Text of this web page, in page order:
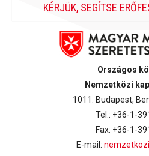
KÉRJÜK, SEGÍTSE
Országos
Nemzetközi
1011. Budapest,
Tel.: +36-1-
Fax: +36-1-
E-mail: